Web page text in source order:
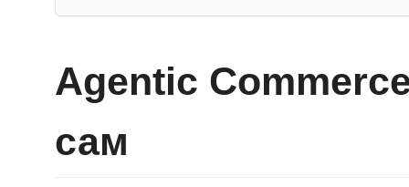
Agentic
сам